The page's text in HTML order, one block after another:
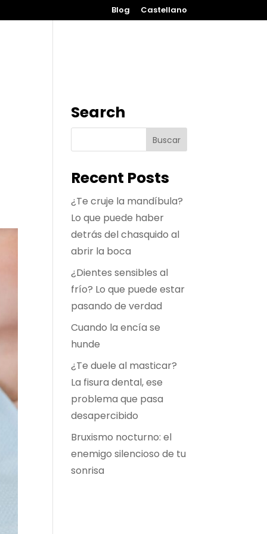
Blog Castellano
Search
Recent Posts
¿Te cruje la mandíbula?
Lo que puede haber
detrás del chasquido al
abrir la boca
¿Dientes sensibles al
frío? Lo que puede estar
pasando de verdad
Cuando la encía se
hunde
¿Te duele al masticar?
La fisura dental, ese
problema que pasa
desapercibido
Bruxismo nocturno: el
enemigo silencioso de tu
sonrisa